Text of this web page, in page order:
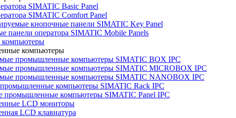
SIMATIC Basic Panel
SIMATIC Comfort Panel
кнопочные панели SIMATIC Key Panel
панели оператора SIMATIC Mobile Panels
компьютеры
промышленные компьютеры SIMATIC BOX IPC
промышленные компьютеры SIMATIC MICROBOX IPC
промышленные компьютеры SIMATIC NANOBOX IPC
компьютеры SIMATIC Rack IPC
промышленные компьютеры SIMATIC Panel IPC
LCD мониторы
LCD клавиатура